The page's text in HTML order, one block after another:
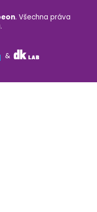
&
. Všechna práva